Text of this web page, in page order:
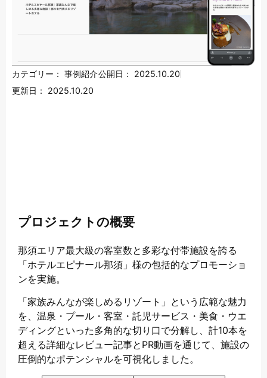
カテゴリー： 事例紹介公開日：
2025.10.20
更新日：
2025.10.20
プロジェクトの概要
那須エリア最大級の客室数と多彩な付帯施設を誇る
「ホテルエピナール那須」様の包括的なプロモーショ
ンを実施。
「家族みんなが楽しめるリゾート」という広範な魅力
を、温泉・プール・客室・託児サービス・美食・ウエ
ディングといった多角的な切り口で分解し、計10本を
超える詳細なレビュー記事とPR動画を通じて、施設の
圧倒的なポテンシャルを可視化しました。